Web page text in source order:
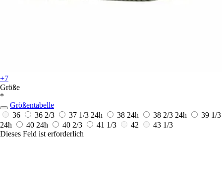
+7
Größe
*
Größentabelle
36
36 2/3 37 1/3 24h 38 24h 38 2/3 24h
39 1/3
24h
40 24h 40 2/3 41 1/3 42
43 1/3
Dieses Feld ist erforderlich